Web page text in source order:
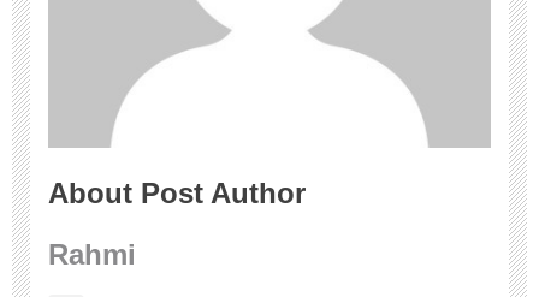
About Post Author
Rahmi